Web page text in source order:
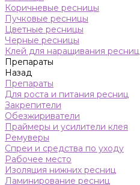
Коричневые ресницы
Пучковые ресницы
Цветные ресницы
Черные ресницы
Клей для наращивания ресниц
Препараты
Назад
Препараты
Для роста и питания ресниц
Закрепители
Обезжириватели
Праймеры и усилители клея
Ремуверы
Спреи и средства по уходу
Рабочее место
Изоляция нижних ресниц
Ламинирование ресниц